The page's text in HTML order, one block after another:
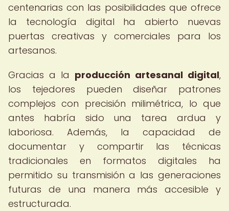
centenarias con las posibilidades que ofrece
la tecnología digital ha abierto nuevas
puertas creativas y comerciales para los
artesanos.
Gracias a la producción artesanal digital,
los tejedores pueden diseñar patrones
complejos con precisión milimétrica, lo que
antes habría sido una tarea ardua y
laboriosa. Además, la capacidad de
documentar y compartir las técnicas
tradicionales en formatos digitales ha
permitido su transmisión a las generaciones
futuras de una manera más accesible y
estructurada.